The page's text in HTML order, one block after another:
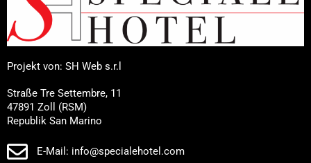
Projekt von: SH Web s.r.l
Straße Tre Settembre, 11
47891 Zoll (RSM)
Republik San Marino
E-Mail: info@specialehotel.com